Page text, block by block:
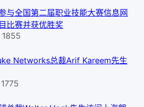
与全国第二届职业技能大赛信息网
比赛并获优胜奖
1855
Networks总裁Arif Kareem先生
1775